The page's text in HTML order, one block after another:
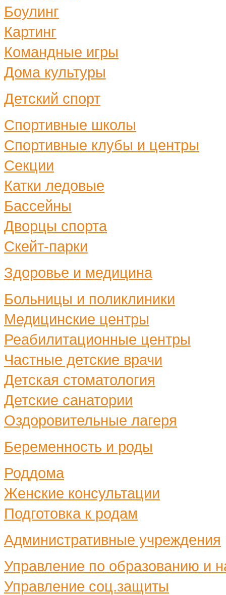
Боулинг
Картинг
Командные игры
Дома культуры
Детский спорт
Спортивные школы
Спортивные клубы и центры
Секции
Катки ледовые
Бассейны
Дворцы спорта
Скейт-парки
Здоровье и медицина
Больницы и поликлиники
Медицинские центры
Реабилитационные центры
Частные детские врачи
Детская стоматология
Детские санатории
Оздоровительные лагеря
Беременность и роды
Роддома
Женские консультации
Подготовка к родам
Административные учреждения
Управление по образованию и
Управление соц.защиты